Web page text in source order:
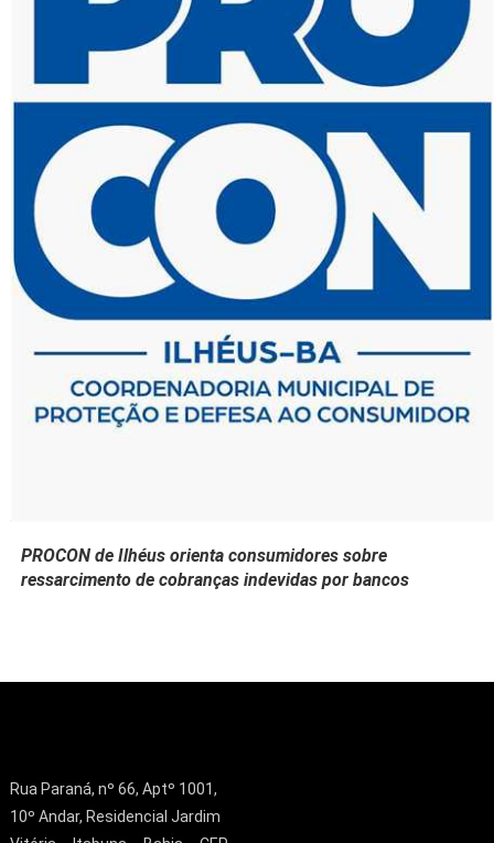
PROCON de Ilhéus orienta consumidores sobre
ressarcimento de cobranças indevidas por bancos
Rua Paraná, nº 66, Aptº 1001,
10º Andar, Residencial Jardim